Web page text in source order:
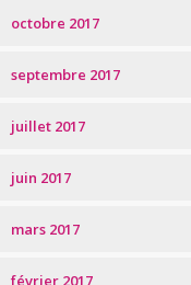
octobre 2017
septembre 2017
juillet 2017
juin 2017
mars 2017
février 2017